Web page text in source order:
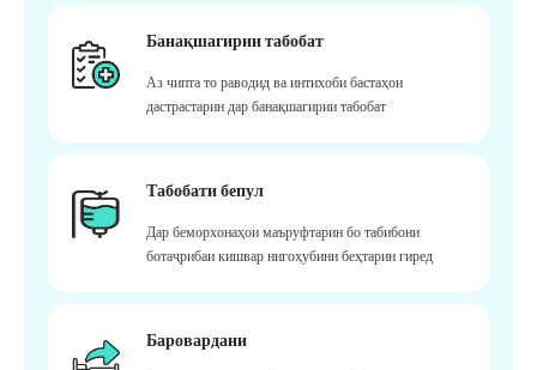
Банақшагирии табобат
Аз чипта то раводид ва интихоби бастаҳои
дастрастарин дар банақшагирии табобат
Табобати бепул
Дар беморхонаҳои маъруфтарин бо табибони
ботаҷрибаи кишвар нигоҳубини беҳтарин гиред
Баровардани